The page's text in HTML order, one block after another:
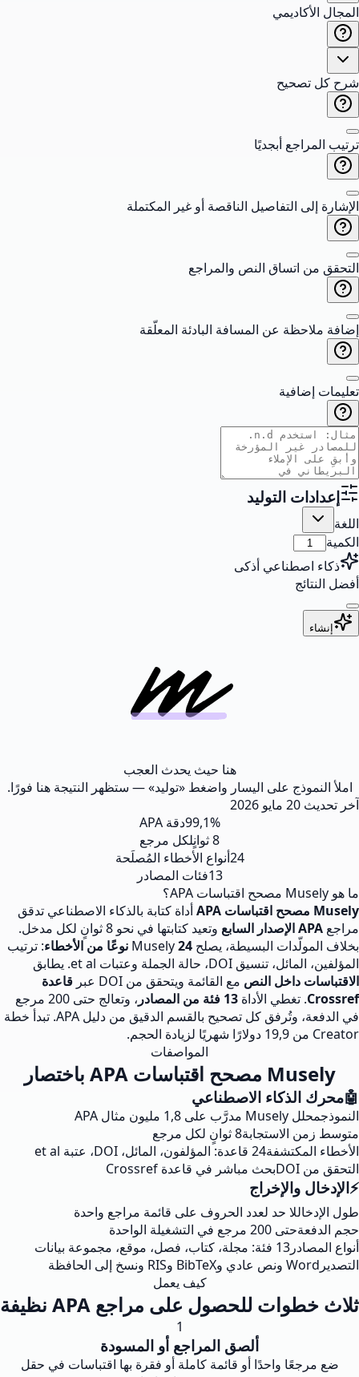
المجال الأكاديمي
شرح كل تصحيح
ترتيب المراجع أبجديًا
الإشارة إلى التفاصيل الناقصة أو غير المكتملة
التحقق من اتساق النص والمراجع
إضافة ملاحظة عن المسافة البادئة المعلّقة
تعليمات إضافية
إعدادات التوليد
اللغة
الكمية
ذكاء اصطناعي أذكى
أفضل النتائج
إنشاء
هنا حيث يحدث العجب
املأ النموذج على اليسار واضغط «توليد» — ستظهر النتيجة هنا فورًا.
آخر تحديث 20 مايو 2026
99,1%دقة APA
8 ثوانٍ
لكل مرجع
24أنواع الأخطاء المُصلَحة
13فئات المصادر
ما هو Musely مصحح اقتباسات APA؟
Musely مصحح اقتباسات APA
أداة كتابة بالذكاء الاصطناعي تدقق
مراجع APA الإصدار السابع
وتعيد كتابتها في نحو 8 ثوانٍ لكل مدخل.
بخلاف المولّدات البسيطة، يصلح Musely 24 نوعًا من الأخطاء
: ترتيب
المؤلفين، المائل، تنسيق DOI، حالة الجملة وعتبات et al. يطابق
الاقتباسات داخل النص مع القائمة ويتحقق من DOI عبر
قاعدة
Crossref. تغطي الأداة 13 فئة من المصادر
، وتعالج حتى 200 مرجع
في الدفعة، وتُرفق كل تصحيح بالقسم الدقيق من دليل APA. تبدأ خطة
Creator من 19,9 دولارًا شهريًا لزيادة الحجم.
المواصفات
Musely مصحح اقتباسات APA باختصار
🤖محرك الذكاء الاصطناعي
النموذجمحلل Musely مدرَّب على 1,8 مليون مثال APA
متوسط زمن الاستجابة8 ثوانٍ لكل مرجع
الأخطاء المكتشفة24 قاعدة: المؤلفون، المائل، DOI، عتبة et al
التحقق من DOI
بحث مباشر في قاعدة Crossref
⚡الإدخال والإخراج
طول الإدخاللا حد لعدد الحروف على قائمة مراجع واحدة
حجم الدفعةحتى 200 مرجع في التشغيلة الواحدة
أنواع المصادر 13 فئة: مجلة، كتاب، فصل، موقع، مجموعة بيانات
التصدير Word ونص عادي وBibTeX وRIS ونسخ إلى الحافظة
كيف يعمل
ثلاث خطوات للحصول على مراجع APA نظيفة
1
ألصق المراجع أو المسودة
ضع مرجعًا واحدًا أو قائمة كاملة أو فقرة بها اقتباسات في حقل